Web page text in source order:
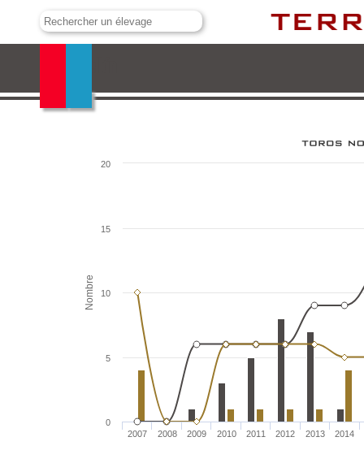
Nombre
2007 2008 2009 2010 2011 2012 2013 2014
0
5
10
15
20